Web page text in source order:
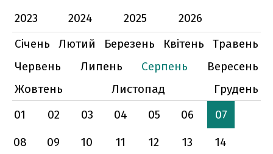
2023
2024 2025
2026
Січень
Лютий Березень Квітень
Травень
Червень
Липень Серпень
Вересень
Жовтень
Листопад
Грудень
01
02 03 04 05 06
07
08
09 10 11 12 13
14